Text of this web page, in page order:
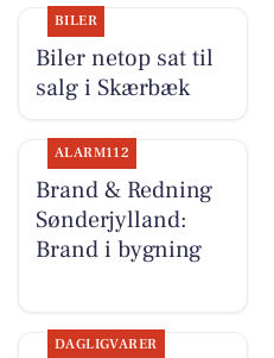
BILER
Biler netop sat til
salg i Skærbæk
ALARM112
Brand & Redning
Sønderjylland:
Brand i bygning
DAGLIGVARER